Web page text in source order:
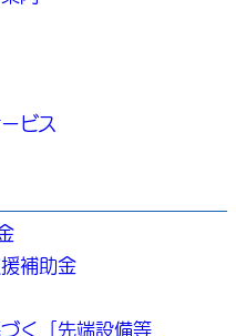
ビス
補助金
く「先端設備等